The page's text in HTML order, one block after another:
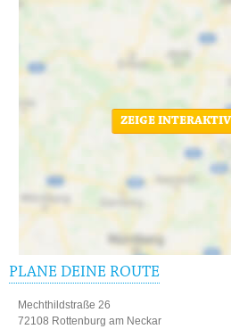
ZEIGE
PLANE DEINE ROUTE
Mechthildstraße 26
72108 Rottenburg am Neckar